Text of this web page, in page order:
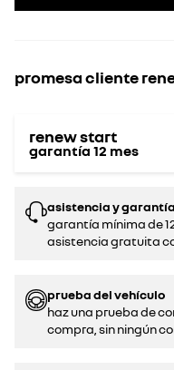
promesa cliente
renew start
garantía 12 mes
asistencia y garantía
garantía mínima de
asistencia gratuita
prueba del vehículo
haz una prueba de
compra, sin ningún